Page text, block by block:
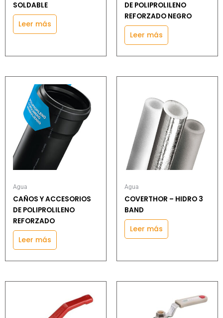
SOLDABLE
Leer más
DE POLIPROLILENO
REFORZADO NEGRO
Leer más
Agua
CAÑOS Y ACCESORIOS
DE POLIPROLILENO
REFORZADO
Leer más
Agua
COVERTHOR – HIDRO 3
BAND
Leer más